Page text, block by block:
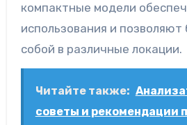
компактные модели
использования и позволяют
собой в различные локации.
Читайте также:
советы и рекомендации